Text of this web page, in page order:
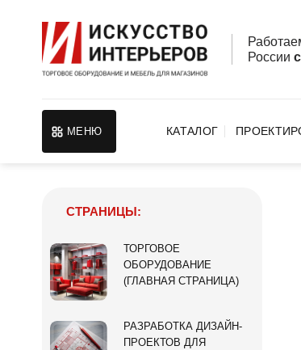
России
МЕНЮ КАТАЛОГ
СТРАНИЦЫ:
ТОРГОВОЕ
ОБОРУДОВАНИЕ
(ГЛАВНАЯ СТРАНИЦА)
РАЗРАБОТКА ДИЗАЙН-
ПРОЕКТОВ ДЛЯ